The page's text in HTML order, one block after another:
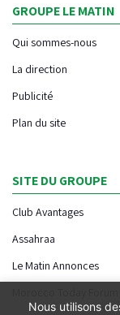
GROUPE LE MATIN
Qui sommes-nous
La direction
Publicité
Plan du site
SITE DU GROUPE
Club Avantages
Assahraa
Le Matin Annonces
Nous utilisons